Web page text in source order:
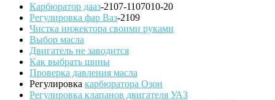
Карбюратор дааз-2107-1107010-20
Регулировка фар Ваз-2109
Чистка инжектора своими руками
Выбор масла
Двигатель не заводится
Как выбрать шины
Проверка давления масла
Регулировка карбюратора Озон
Регулировка клапанов двигателя УАЗ